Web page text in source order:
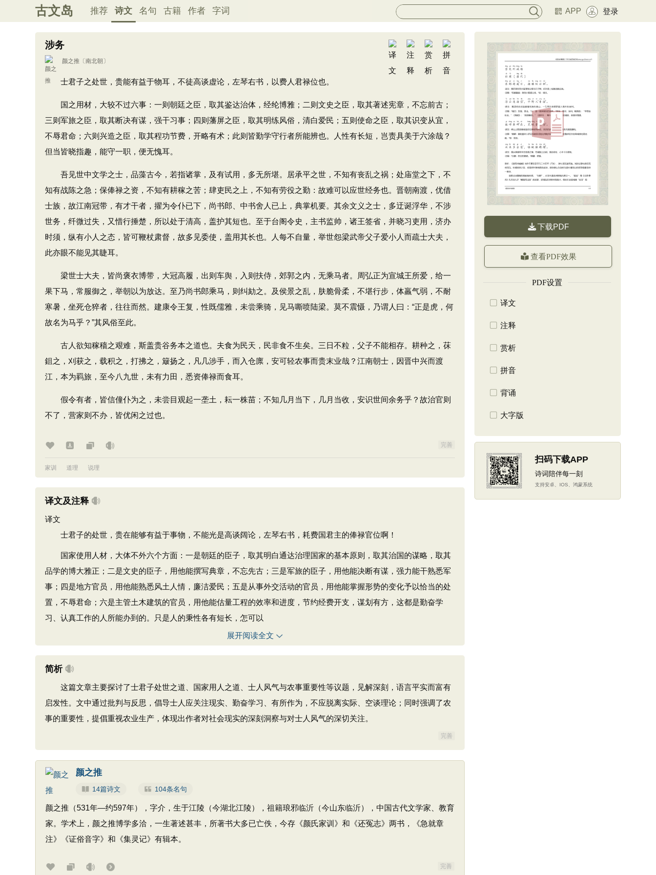
古文岛 推荐 诗文 名句 古籍 作者 字词 APP 登录
涉务
颜之推 〔南北朝〕
士君子之处世，贵能有益于物耳，不徒高谈虚论，左琴右书，以费人君禄位也。
国之用材，大较不过六事：一则朝廷之臣，取其鉴达治体，经纶博雅；二则文史之臣，取其著述宪章，不忘前古；
三则军旅之臣，取其断决有谋，强干习事；四则藩屏之臣，取其明练风俗，清白爱民；五则使命之臣，取其识变从宜，
不辱君命；六则兴造之臣，取其程功节费，开略有术；此则皆勤学守行者所能辨也。人性有长短，岂责具美于六涂哉？
但当皆晓指趣，能守一职，便无愧耳。
吾见世中文学之士，品藻古今，若指诸掌，及有试用，多无所堪。居承平之世，不知有丧乱之祸；处庙堂之下，不
知有战陈之急；保俸禄之资，不知有耕稼之苦；肆吏民之上，不知有劳役之勤：故难可以应世经务也。晋朝南渡，优借
士族，故江南冠带，有才干者，擢为令仆已下，尚书郎、中书舍人已上，典掌机要。其余文义之士，多迂诞浮华，不涉
世务，纤微过失，又惜行捶楚，所以处于清高，盖护其短也。至于台阁令史，主书监帅，诸王签省，并晓习吏用，济办
时须，纵有小人之态，皆可鞭杖肃督，故多见委使，盖用其长也。人每不自量，举世怨梁武帝父子爱小人而疏士大夫，
此亦眼不能见其睫耳。
梁世士大夫，皆尚褒衣博带，大冠高履，出则车舆，入则扶侍，郊郭之内，无乘马者。周弘正为宣城王所爱，给一
果下马，常服御之，举朝以为放达。至乃尚书郎乘马，则纠劾之。及侯景之乱，肤脆骨柔，不堪行步，体羸气弱，不耐
寒暑，坐死仓猝者，往往而然。建康令王复，性既儒雅，未尝乘骑，见马嘶喷陆梁。莫不震慑，乃谓人曰：“正是虎，何
故名为马乎？”其风俗至此。
古人欲知稼穑之艰难，斯盖贵谷务本之道也。夫食为民天，民非食不生矣。三日不粒，父子不能相存。耕种之，茠
鉏之，刈获之，载积之，打拂之，簸扬之，凡几涉手，而入仓廪，安可轻农事而贵末业哉？江南朝士，因晋中兴而渡
江，本为羁旅，至今八九世，未有力田，悉资俸禄而食耳。
假令有者，皆信僮仆为之，未尝目观起一垄土，耘一株苗；不知几月当下，几月当收，安识世间余务乎？故治官则
不了，营家则不办，皆优闲之过也。
完善
家训 道理 说理
译文及注释
译文
士君子的处世，贵在能够有益于事物，不能光是高谈阔论，左琴右书，耗费国君主的俸禄官位啊！
国家使用人材，大体不外六个方面：一是朝廷的臣子，取其明白通达治理国家的基本原则，取其治国的谋略，取其
品学的博大雅正；二是文史的臣子，用他能撰写典章，不忘先古；三是军旅的臣子，用他能决断有谋，强力能干熟悉军
事；四是地方官员，用他能熟悉风土人情，廉洁爱民；五是从事外交活动的官员，用他能掌握形势的变化予以恰当的处
置，不辱君命；六是主管土木建筑的官员，用他能估量工程的效率和进度，节约经费开支，谋划有方，这都是勤奋学
习、认真工作的人所能办到的。只是人的秉性各有短长，怎可以
展开阅读全文
简析
这篇文章主要探讨了士君子处世之道、国家用人之道、士人风气与农事重要性等议题，见解深刻，语言平实而富有
启发性。文中通过批判与反思，倡导士人应关注现实、勤奋学习、有所作为，不应脱离实际、空谈理论；同时强调了农
事的重要性，提倡重视农业生产，体现出作者对社会现实的深刻洞察与对士人风气的深切关注。
完善
颜之推
14篇诗文 104条名句
颜之推（531年—约597年），字介，生于江陵（今湖北江陵），祖籍琅邪临沂（今山东临沂），中国古代文学家、教育
家。学术上，颜之推博学多洽，一生著述甚丰，所著书大多已亡佚，今存《颜氏家训》和《还冤志》两书，《急就章
注》《证俗音字》和《集灵记》有辑本。
完善
下载PDF
查看PDF效果
PDF设置
译文
注释
赏析
拼音
背诵
大字版
扫码下载APP
诗词陪伴每一刻
支持安卓、IOS、鸿蒙系统